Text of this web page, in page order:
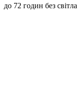
до 72 годин без світла